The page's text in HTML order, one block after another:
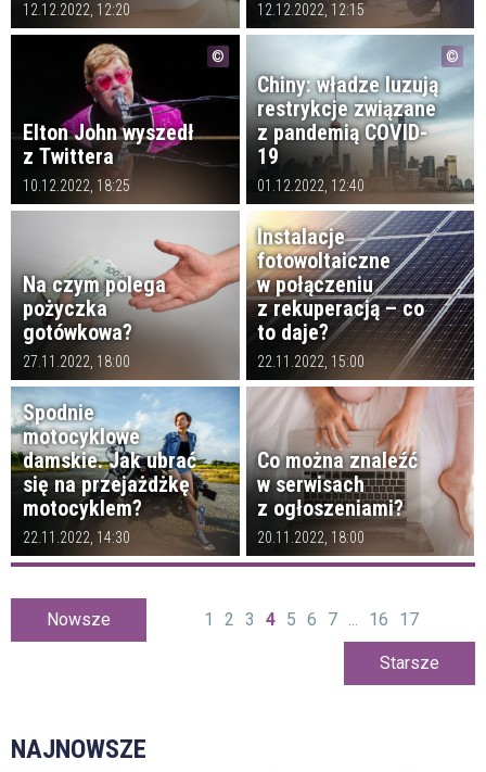
12.12.2022, 12:20 12.12.2022, 12:15
Elton John wyszedł
z Twittera
10.12.2022, 18:25
Chiny: władze luzują
restrykcje związane
z pandemią COVID-
19
01.12.2022, 12:40
Na czym polega
pożyczka
gotówkowa?
27.11.2022, 18:00
Instalacje
fotowoltaiczne
w połączeniu
z rekuperacją – co
to daje?
22.11.2022, 15:00
Spodnie
motocyklowe
damskie. Jak ubrać
się na przejażdżkę
motocyklem?
22.11.2022, 14:30
Co można znaleźć
w serwisach
z ogłoszeniami?
20.11.2022, 18:00
Nowsze 1 2 3 4 5 6 7 ... 16 17
Starsze
NAJNOWSZE